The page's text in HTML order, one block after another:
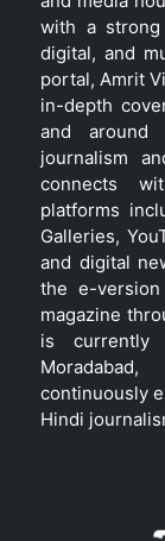
with a
digital, and
portal, Amrit
in-depth
and around
journalism
connects
platforms
Galleries,
and digital
the e-
magazine
is currently
continuously
Hindi